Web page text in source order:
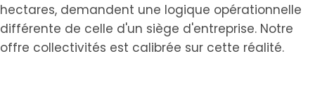
hectares, demandent une logique opérationnelle
différente de celle d'un siège d'entreprise. Notre
offre collectivités est calibrée sur cette réalité.